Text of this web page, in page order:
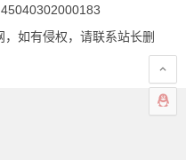
如有侵权，请联系站长删